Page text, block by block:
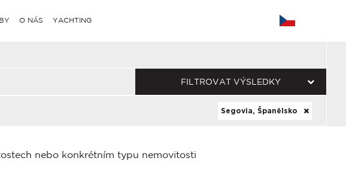
O NÁS YACHTING
FILTROVAT VÝSLEDKY
Segovia, Španělsko
nebo konkrétním typu nemovitosti